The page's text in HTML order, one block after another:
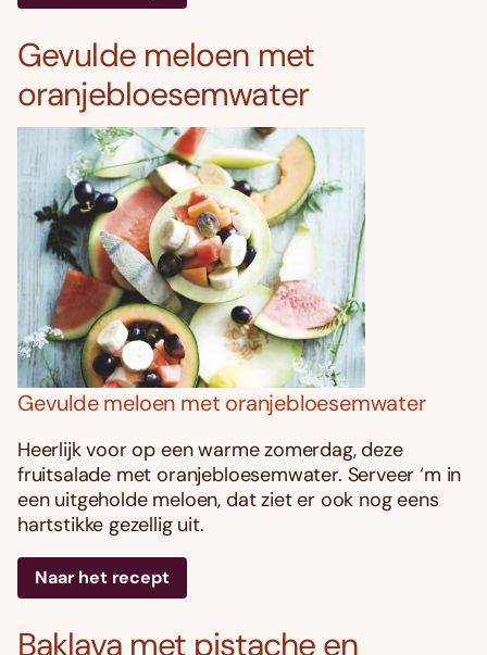
Gevulde meloen met
oranjebloesemwater
Gevulde meloen met oranjebloesemwater
Heerlijk voor op een warme zomerdag, deze
fruitsalade met oranjebloesemwater. Serveer ‘m in
een uitgeholde meloen, dat ziet er ook nog eens
hartstikke gezellig uit.
Naar het recept
Baklava met pistache en